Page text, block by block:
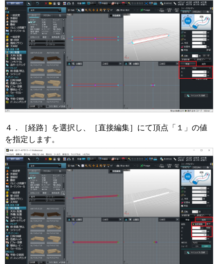
４．［経路］を選択し、［直接編集］にて頂点「１」の値
を指定します。